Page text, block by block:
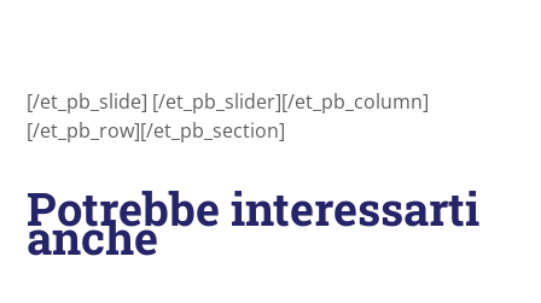
[/et_pb_slide] [/et_pb_slider][/et_pb_column]
[/et_pb_row][/et_pb_section]
Potrebbe interessarti
anche